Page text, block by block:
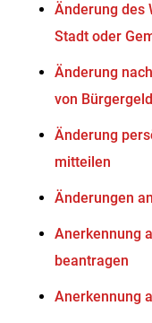
Änderung des
Stadt oder
Änderung
von
Änderung
mitteilen
Änderungen
Anerkennung
beantragen
Anerkennung